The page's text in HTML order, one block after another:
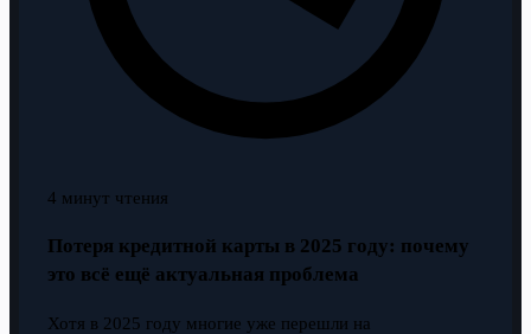
4 минут чтения
Потеря кредитной карты в 2025 году: почему
это всё ещё актуальная проблема
Хотя в 2025 году многие уже перешли на